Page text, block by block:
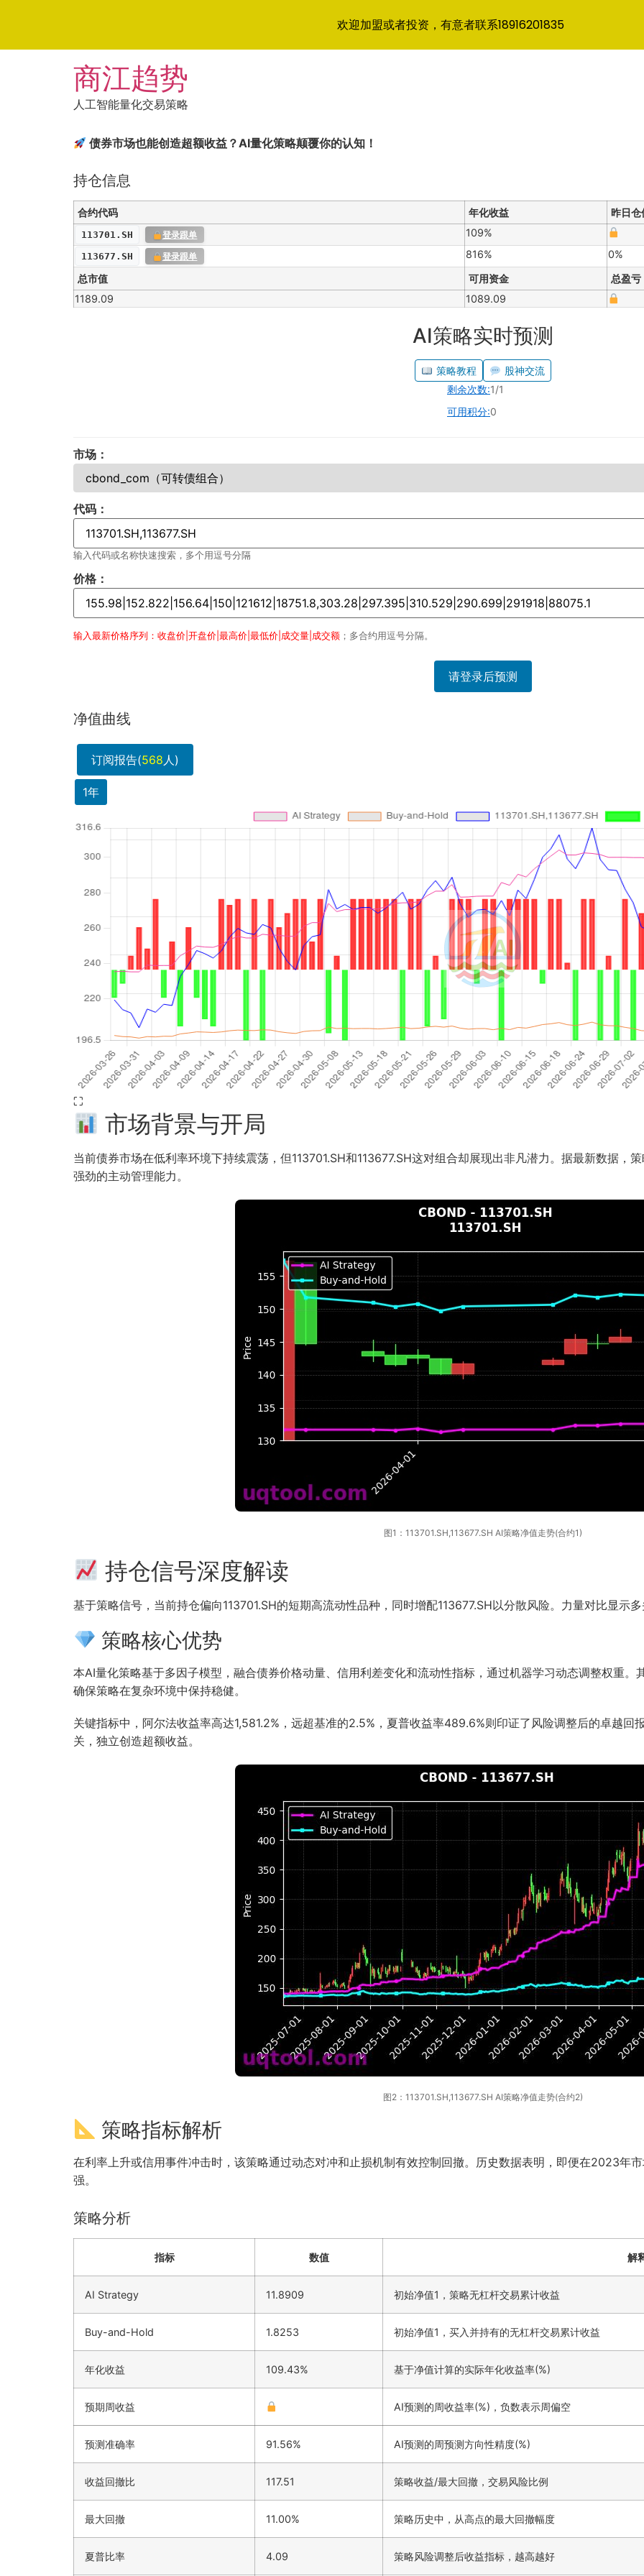
商江趋势
人工智能量化交易策略
债券市场也能创造超额收益？AI量化策略颠覆你的认知！
持仓信息
合约代码 年化收益 昨日仓
113701.SH 登录跟单 109%
113677.SH 登录跟单 816%
0%
总市值
可用资金
总盈亏
1189.09
1089.09
AI策略实时预测
策略教程
股神交流
剩余次数:1/1
可用积分:0
市场：
代码：
输入代码或名称快速搜索，多个用逗号分隔
价格：
输入最新价格序列：收盘价|开盘价|最高价|最低价|成交量|成交额 ；多合约用逗号分隔。
请登录后预测
净值曲线
订阅报告(568人)
1年
⛶
市场背景与开局
当前债券市场在低利率环境下持续震荡，但113701.SH和113677.SH这对组合却展现出非凡潜力。据最新数据，
强劲的主动管理能力。
图1：113701.SH,113677.SH AI策略净值走势(合约1)
持仓信号深度解读
基于策略信号，当前持仓偏向113701.SH的短期高流动性品种，同时增配113677.SH以分散风险。力量对比显示
策略核心优势
本AI量化策略基于多因子模型，融合债券价格动量、信用利差变化和流动性指标，通过机器学习动态调整权重
确保策略在复杂环境中保持稳健。
关键指标中，阿尔法收益率高达1,581.2%，远超基准的2.5%，夏普收益率489.6%则印证了风险调整后的卓越
关，独立创造超额收益。
图2：113701.SH,113677.SH AI策略净值走势(合约2)
策略指标解析
在利率上升或信用事件冲击时，该策略通过动态对冲和止损机制有效控制回撤。历史数据表明，即便在2023年
强。
策略分析
指标 数值 解
AI Strategy 11.8909 初始净值1，策略无杠杆交易累计收益
Buy-and-Hold 1.8253 初始净值1，买入并持有的无杠杆交易累计收益
年化收益 109.43% 基于净值计算的实际年化收益率(%)
预期周收益 AI预测的周收益率(%)，负数表示周偏空
预测准确率 91.56% AI预测的周预测方向性精度(%)
收益回撤比 117.51 策略收益/最大回撤，交易风险比例
最大回撤 11.00% 策略历史中，从高点的最大回撤幅度
夏普比率 4.09 策略风险调整后收益指标，越高越好
欢迎加盟或者投资，有意者联系18916201835